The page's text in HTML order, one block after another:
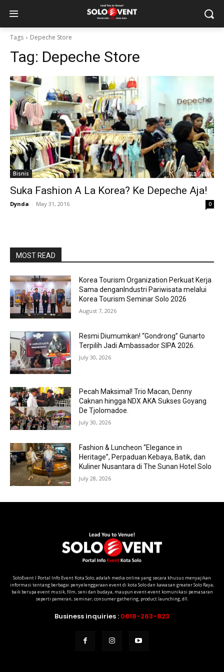
Tags Depeche Store
Tag: Depeche Store
Bisnis
Suka Fashion A La Korea? Ke Depeche Aja!
Dynda - May 31, 2016 0
MOST READ
Korea Tourism Organization Perkuat Kerja
Sama denganIndustri Pariwisata melalui
Korea Tourism Seminar Solo 2026
August 7, 2026
Resmi Diumumkan! “Gondrong” Gunarto
Terpilih Jadi Ambassador SIPA 2026.
July 30, 2026
Pecah Maksimal! Trio Macan, Denny
Caknan hingga NDX AKA Sukses Goyang
De Tjolomadoe.
July 30, 2026
Fashion & Luncheon “Elegance in
Heritage”, Perpaduan Kebaya, Batik, dan
Kuliner Nusantara di The Sunan Hotel Solo
July 28, 2026
SoloEvent I Portal Info Event Kota Solo, adalah media online yang secara khusus menyajikan
informasi tentang berbagai penyelenggaraan event di kota Solo dan kawasan greater Solo Raya;
baik berupa event musik, film, seni dan budaya, maupun event-event komunikasi pemasaran
seperti pameran, seminar, consumer gathering, product launching, dll.
Business inquiries : 0818-263-823